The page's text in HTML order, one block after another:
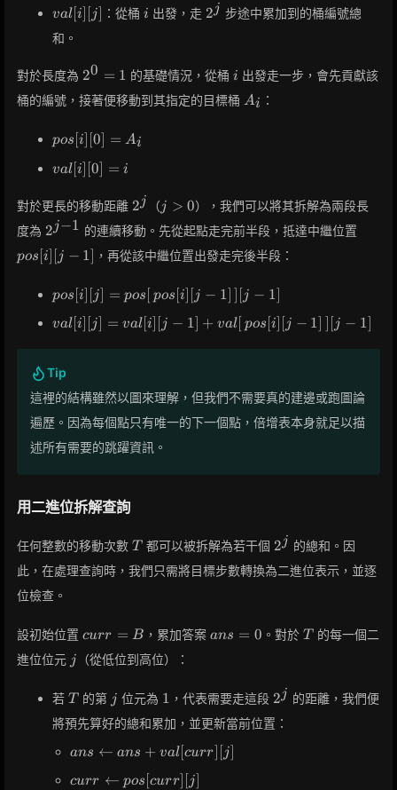
val[i]
[j]
val[ i j ：從桶 i
i 出發，走 2^j
2j 步途中累加到的桶編號總
和。
對於長度為 2^0
= 1
20 = 1 的基礎情況，從桶i
i 出發走一步，會先貢獻該
桶的編號，接著便移動到其指定的目標桶 A_i
Ai ：
pos[i]
[0] =
A_i
pos i 0 = Ai
val[i]
[0] =
i
val[i] [0] = i
對於更長的移動距離 2^j
2j （j
>
0
j > 0），我們可以將其拆解為兩段長
度為 2^{j-
1}
2j−1 的連續移動。先從起點走完前半段，抵達中繼位置
pos [i] [j − 1] ，再從該中繼位置出發走完後半段：
pos[i][j] =
pos[\,pos[i]
[j-1]\,][j-1]
pos i j = pos pos [i j − 1 j − 1
val[i][j] =
val[i][j-1]
val[\,pos[i]
[j-1]\,][j-1]
val[ i j = val [i j − 1 + val pos i j − 1 j − 1
Tip
這裡的結構雖然以圖來理解，但我們不需要真的建邊或跑圖論
遍歷。因為每個點只有唯一的下一個點，倍增表本身就足以描
述所有需要的跳躍資訊。
用二進位拆解查詢
任何整數的移動次數 T
T 都可以被拆解為若干個 2^j
2j 的總和。因
此，在處理查詢時，我們只需將目標步數轉換為二進位表示，並逐
位檢查。
設初始位置 curr
curr = B ，累加答案ans
ans = 0 。對於 T
T 的每一個二
進位位元 jj （從低位到高位）：
若 T
T 的第 jj 位元為 11 ，代表需要走這段 2^j
2j 的距離，我們便
將預先算好的總和累加，並更新當前位置：
ans
ans +
ans ← ans + val[curr] [j]
curr
curr ← pos [curr] [j]